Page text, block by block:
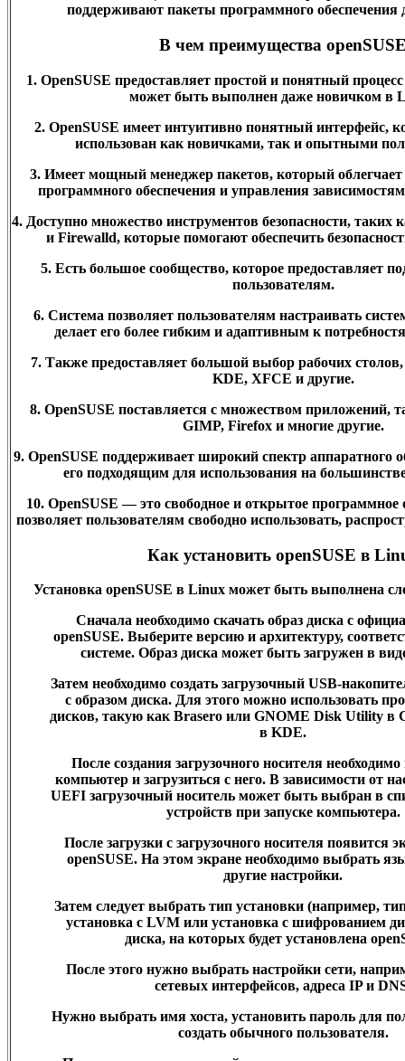
поддерживают пакеты программного обеспечения
В чем преимущества
1. OpenSUSE предоставляет простой и понятный
может быть выполнен даже новичком в
2. OpenSUSE имеет интуитивно понятный интерфейс,
использован как новичками, так и опытными
3. Имеет мощный менеджер пакетов, который облегчает
программного обеспечения и управления
4. Доступно множество инструментов безопасности,
и Firewalld, которые помогают обеспечить
5. Есть большое сообщество, которое предоставляет
пользователям.
6. Система позволяет пользователям настраивать
делает его более гибким и адаптивным к
7. Также предоставляет большой выбор рабочих
KDE, XFCE и другие.
8. OpenSUSE поставляется с множеством приложений,
GIMP, Firefox и многие другие.
9. OpenSUSE поддерживает широкий спектр аппаратного
его подходящим для использования на
10. OpenSUSE — это свободное и открытое программное
позволяет пользователям свободно использовать,
Как установить openSUSE в
Установка openSUSE в Linux может быть выполнена
Сначала необходимо скачать образ диска с
openSUSE. Выберите версию и архитектуру,
системе. Образ диска может быть загружен в
Затем необходимо создать загрузочный USB-
с образом диска. Для этого можно использовать
дисков, такую как Brasero или GNOME Disk Utility в
в KDE.
После создания загрузочного носителя необходимо
компьютер и загрузиться с него. В зависимости от
UEFI загрузочный носитель может быть выбран в
устройств при запуске компьютера.
После загрузки с загрузочного носителя появится
openSUSE. На этом экране необходимо выбрать
другие настройки.
Затем следует выбрать тип установки (например,
установка с LVM или установка с шифрованием
диска, на которых будет установлена
После этого нужно выбрать настройки сети,
сетевых интерфейсов, адреса IP и
Нужно выбрать имя хоста, установить пароль для
создать обычного пользователя.